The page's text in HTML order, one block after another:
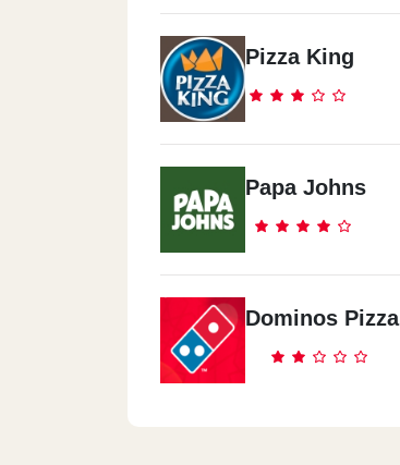
Pizza King
Papa Johns
Dominos Pizza